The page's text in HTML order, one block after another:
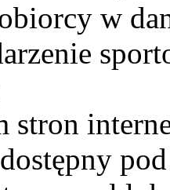
w
stron